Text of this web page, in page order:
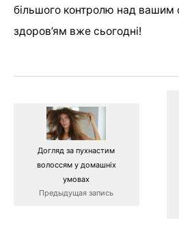
більшого контролю над
здоров’ям вже сьогодні!
Догляд за пухнастим
волоссям у домашніх
умовах
Предыдущая запись